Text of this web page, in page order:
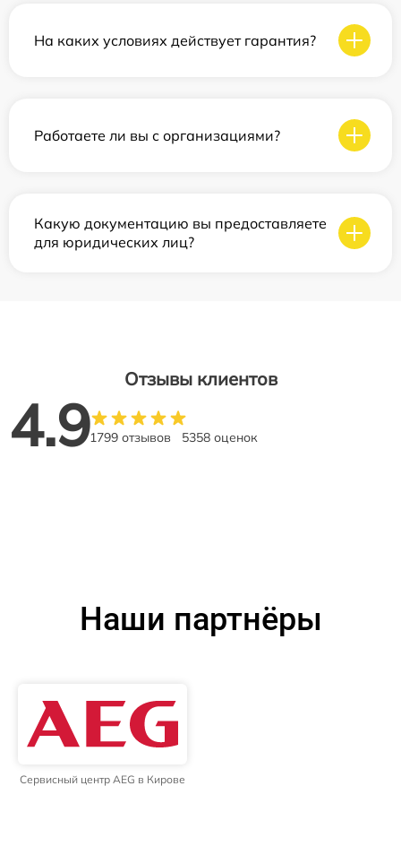
На каких условиях действует гарантия?
Работаете ли вы с организациями?
Какую документацию вы предоставляете
для юридических лиц?
Отзывы клиентов
4.91799 отзывов 5358 оценок
Наши партнёры
Сервисный центр AEG в Кирове